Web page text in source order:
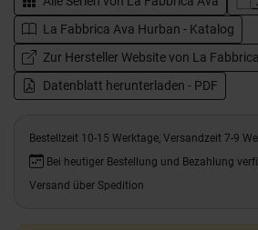
La Fabbrica Ava Hurban - Katalog
Zur Hersteller Website von La
Datenblatt herunterladen - PDF
Bestellzeit 10-15 Werktage, Versandzeit 7-9
Bei heutiger Bestellung und Bezahlung
Versand über Spedition